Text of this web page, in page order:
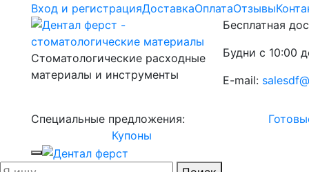
Вход и регистрацияДоставкаОплатаОтзывы
Стоматологические расходные
материалы и инструменты
Бесплатная
Будни с 10:00
E-mail:
Специальные предложения:
Купоны